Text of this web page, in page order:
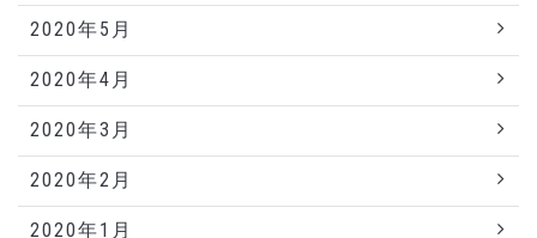
2020年5月
2020年4月
2020年3月
2020年2月
2020年1月